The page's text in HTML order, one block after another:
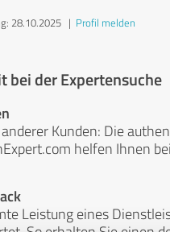
28.10.2025 | Profil melden
bei der Expertensuche
Kunden: Die
helfen Ihnen
Leistung eines